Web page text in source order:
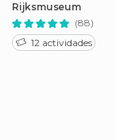
Rijksmuseum
(88)
12 actividades